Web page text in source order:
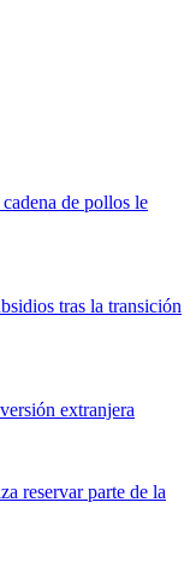
de pollos le
tras la transición
extranjera
reservar parte de la